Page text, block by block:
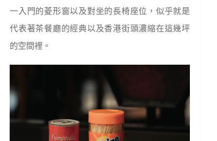
一入門的菱形窗以及對坐的長椅座位，似乎就是
代表著茶餐廳的經典以及香港街頭濃縮在這幾坪
的空間裡。